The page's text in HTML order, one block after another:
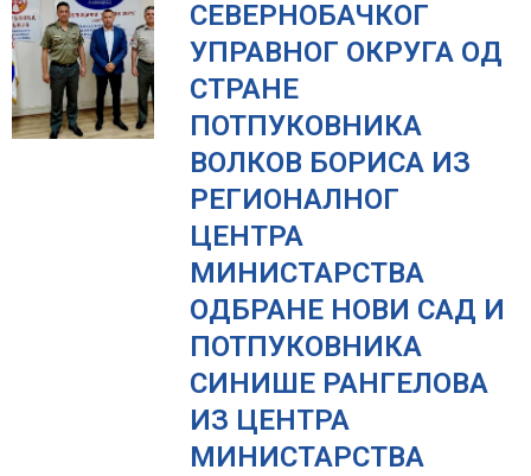
СЕВЕРНОБАЧКОГ
УПРАВНОГ ОКРУГА ОД
СТРАНЕ
ПОТПУКОВНИКА
ВОЛКОВ БОРИСА ИЗ
РЕГИОНАЛНОГ
ЦЕНТРА
МИНИСТАРСТВА
ОДБРАНЕ НОВИ САД И
ПОТПУКОВНИКА
СИНИШЕ РАНГЕЛОВА
ИЗ ЦЕНТРА
МИНИСТАРСТВА